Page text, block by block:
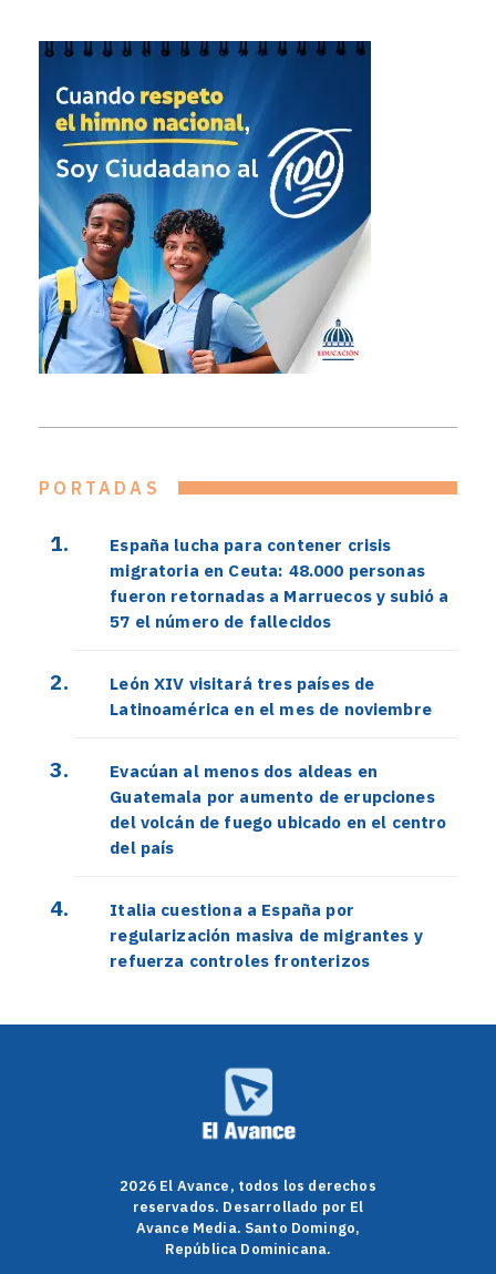
PORTADAS
España lucha para contener crisis
migratoria en Ceuta: 48.000 personas
fueron retornadas a Marruecos y subió a
57 el número de fallecidos
León XIV visitará tres países de
Latinoamérica en el mes de noviembre
Evacúan al menos dos aldeas en
Guatemala por aumento de erupciones
del volcán de fuego ubicado en el centro
del país
Italia cuestiona a España por
regularización masiva de migrantes y
refuerza controles fronterizos
2026 El Avance, todos los derechos
reservados. Desarrollado por El
Avance Media. Santo Domingo,
República Dominicana.